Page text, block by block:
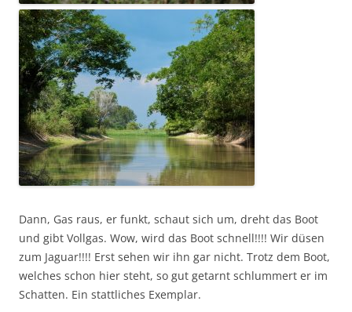
Dann, Gas raus, er funkt, schaut sich um, dreht das Boot
und gibt Vollgas. Wow, wird das Boot schnell!!!! Wir düsen
zum Jaguar!!!! Erst sehen wir ihn gar nicht. Trotz dem Boot,
welches schon hier steht, so gut getarnt schlummert er im
Schatten. Ein stattliches Exemplar.